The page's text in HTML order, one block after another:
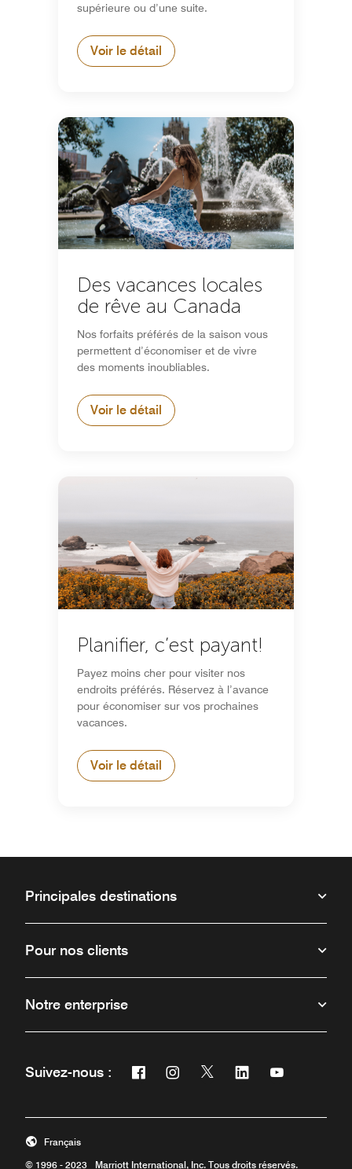
supérieure ou d’une suite.
Voir le détail
Des vacances locales
de rêve au Canada
Nos forfaits préférés de la saison vous
permettent d’économiser et de vivre
des moments inoubliables.
Voir le détail
Planifier, c’est payant!
Payez moins cher pour visiter nos
endroits préférés. Réservez à l’avance
pour économiser sur vos prochaines
vacances.
Voir le détail
Principales destinations
Pour nos clients
Notre enterprise
Suivez-nous : Facebook
Ouvre une nouvelle fenêtre
Instagram
Ouvre une nouvelle fenêtre
Twitter
Ouvre une nouvelle
Linkedin
Ouvre uneOuvre une
© 1996 - 2023 Marriott International, Inc. Tous droits réservés.
Français